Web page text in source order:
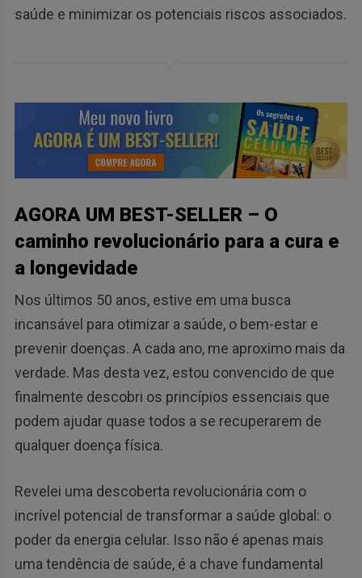
saúde e minimizar os potenciais riscos associados.
AGORA UM BEST-SELLER – O
caminho revolucionário para a cura e
a longevidade
Nos últimos 50 anos, estive em uma busca
incansável para otimizar a saúde, o bem-estar e
prevenir doenças. A cada ano, me aproximo mais da
verdade. Mas desta vez, estou convencido de que
finalmente descobri os princípios essenciais que
podem ajudar quase todos a se recuperarem de
qualquer doença física.
Revelei uma descoberta revolucionária com o
incrível potencial de transformar a saúde global: o
poder da energia celular. Isso não é apenas mais
uma tendência de saúde, é a chave fundamental